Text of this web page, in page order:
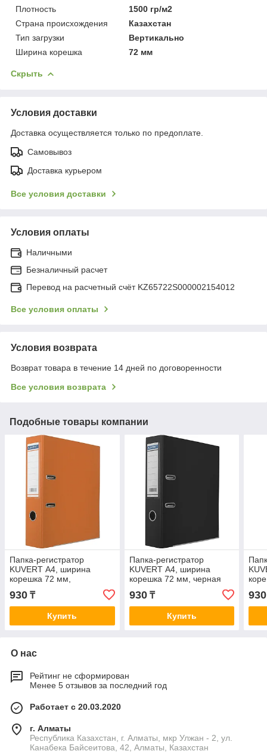
Плотность
1500 гр/м2
Страна происхождения
Казахстан
Тип загрузки
Вертикально
Ширина корешка
72 мм
Скрыть
Условия доставки
Доставка осуществляется только по предоплате.
Самовывоз
Доставка курьером
Все условия доставки
Условия оплаты
Наличными
Безналичный расчет
Перевод на расчетный счёт KZ65722S000002154012
Все условия оплаты
Условия возврата
Возврат товара в течение 14 дней по договоренности
Все условия возврата
Подобные товары компании
Папка-регистратор
KUVERT А4, ширина
корешка 72 мм,
оранжевая
930 ₸
Купить
Папка-регистратор
KUVERT А4, ширина
корешка 72 мм, черная
930₸
Купить
930
О нас
Рейтинг не сформирован
Менее 5 отзывов за последний год
Работает с 20.03.2020
г. Алматы
Республика Казахстан, г. Алматы, мкр Улжан - 2, ул.
Канабека Байсеитова, 42, Алматы, Казахстан